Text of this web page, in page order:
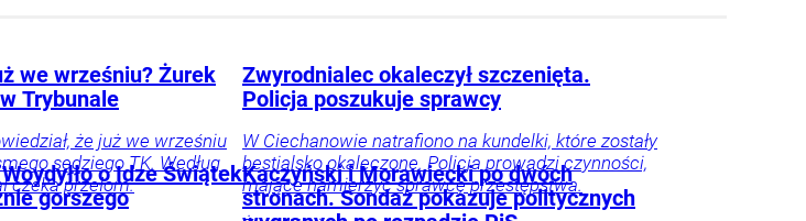
we wrześniu? Żurek
Trybunale
że już we wrześniu
sędziego TK. Według
czeka przełom.
Zwyrodnialec okaleczył szczenięta.
Policja poszukuje sprawcy
W Ciechanowie natrafiono na kundelki, które zostały
bestialsko okaleczone. Policja prowadzi czynności,
mające namierzyć sprawcę przestępstwa.
o Idze Świątek
gorszego
Kaczyński i Morawiecki po dwóch
stronach. Sondaż pokazuje politycznych